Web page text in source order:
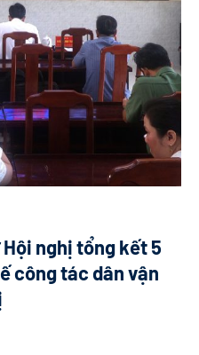
nghị tổng kết 5
công tác dân vận